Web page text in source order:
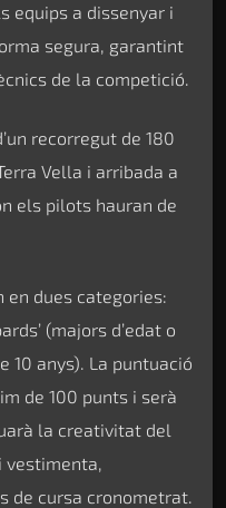
equips a dissenyar i
segura, garantint
de la competició.
recorregut de 180
Vella i arribada a
els pilots hauran de
dues categories:
(majors d’edat o
10 anys). La puntuació
de 100 punts i serà
la creativitat del
vestimenta,
de cursa cronometrat.